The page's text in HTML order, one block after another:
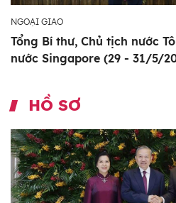
NGOẠI GIAO
Tổng Bí thư, Chủ tịch nước
nước Singapore (29 - 31/5/
HỒ SƠ